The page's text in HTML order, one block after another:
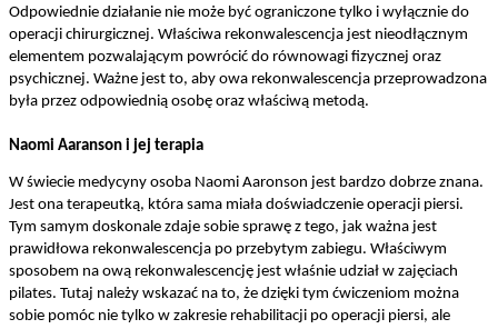
Odpowiednie działanie nie może być ograniczone tylko i wyłącznie do
operacji chirurgicznej. Właściwa rekonwalescencja jest nieodłącznym
elementem pozwalającym powrócić do równowagi fizycznej oraz
psychicznej. Ważne jest to, aby owa rekonwalescencja przeprowadzona
była przez odpowiednią osobę oraz właściwą metodą.
Naomi Aaranson i jej terapia
W świecie medycyny osoba Naomi Aaronson jest bardzo dobrze znana.
Jest ona terapeutką, która sama miała doświadczenie operacji piersi.
Tym samym doskonale zdaje sobie sprawę z tego, jak ważna jest
prawidłowa rekonwalescencja po przebytym zabiegu. Właściwym
sposobem na ową rekonwalescencję jest właśnie udział w zajęciach
pilates. Tutaj należy wskazać na to, że dzięki tym ćwiczeniom można
sobie pomóc nie tylko w zakresie rehabilitacji po operacji piersi, ale